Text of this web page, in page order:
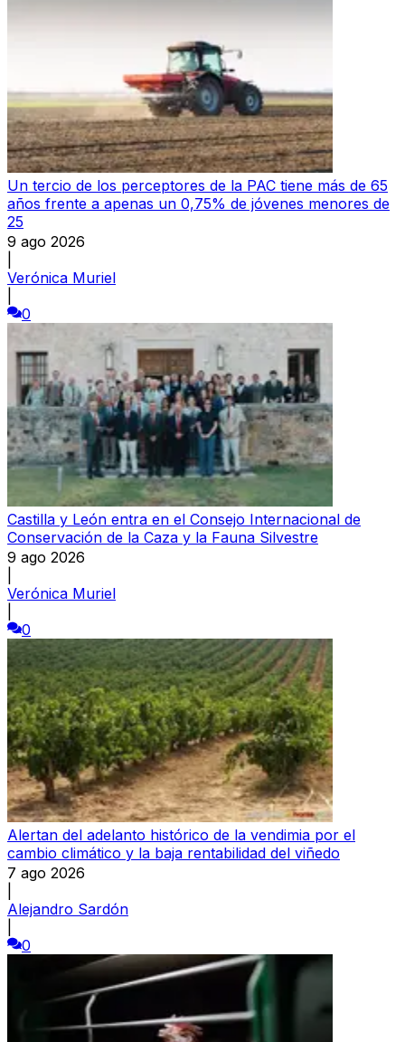
Un tercio de los perceptores de la PAC tiene más de 65
años frente a apenas un 0,75% de jóvenes menores de
25
9 ago 2026
Verónica Muriel
0
Castilla y León entra en el Consejo Internacional de
Conservación de la Caza y la Fauna Silvestre
9 ago 2026
Verónica Muriel
0
Alertan del adelanto histórico de la vendimia por el
cambio climático y la baja rentabilidad del viñedo
7 ago 2026
Alejandro Sardón
0